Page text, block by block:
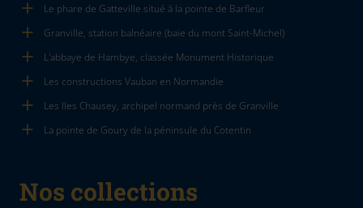
Le phare de Gatteville situé à la pointe de Barfleur
Granville, station balnéaire (baie du mont Saint-Michel)
L'abbaye de Hambye, classée Monument Historique
Les constructions Vauban en Normandie
Les Iles Chausey, archipel normand près de Granville
La pointe de Goury de la péninsule du Cotentin
Nos collections